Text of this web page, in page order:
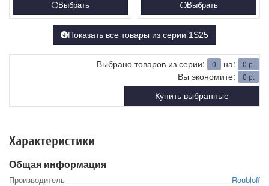
Выбрать Выбрать
Показать все товары из серии 1S25
Выбрано товаров из серии: 0 на: 0 р.
Вы экономите: 0 р.
Купить выбранные
Характеристики
Общая информация
Производитель
Roubloff